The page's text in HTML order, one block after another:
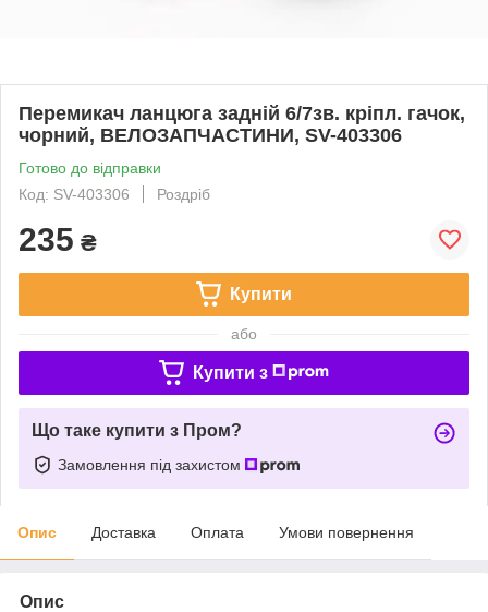
Перемикач ланцюга задній 6/7зв. кріпл. гачок,
чорний, ВЕЛОЗАПЧАСТИНИ, SV-403306
Готово до відправки
Код: SV-403306
Роздріб
235 ₴
Купити
або
Купити з
Що таке купити з Пром?
Замовлення під захистом
Опис Доставка Оплата Умови повернення
Опис